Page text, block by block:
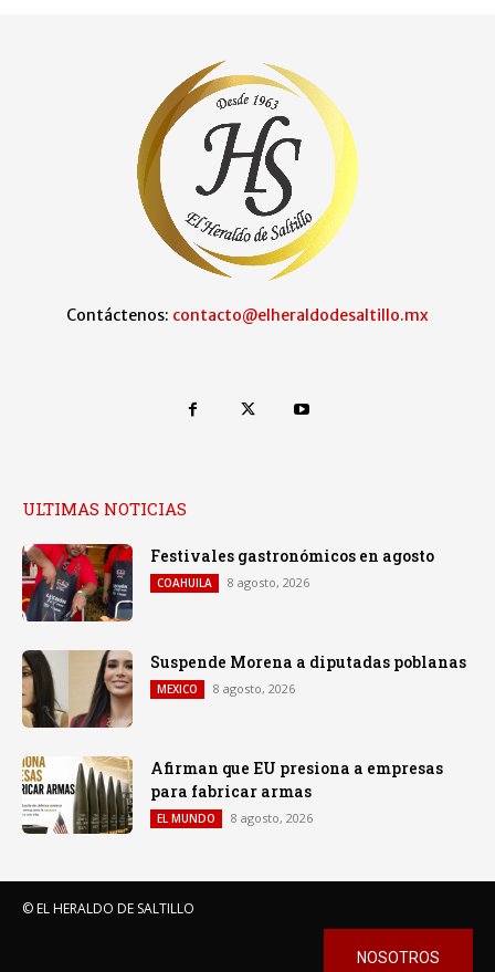
Contáctenos: contacto@elheraldodesaltillo.mx
ULTIMAS NOTICIAS
Festivales gastronómicos en agosto
COAHUILA 8 agosto, 2026
Suspende Morena a diputadas poblanas
MEXICO 8 agosto, 2026
Afirman que EU presiona a empresas
para fabricar armas
EL MUNDO 8 agosto, 2026
© EL HERALDO DE SALTILLO
NOSOTROS